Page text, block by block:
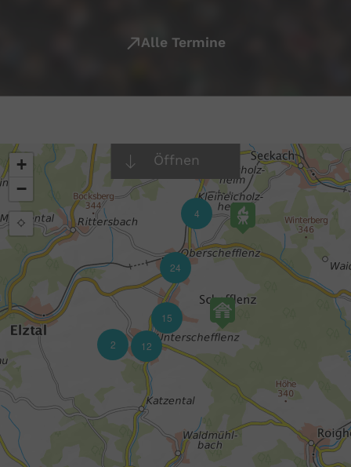
Alle Termine
Öffnen